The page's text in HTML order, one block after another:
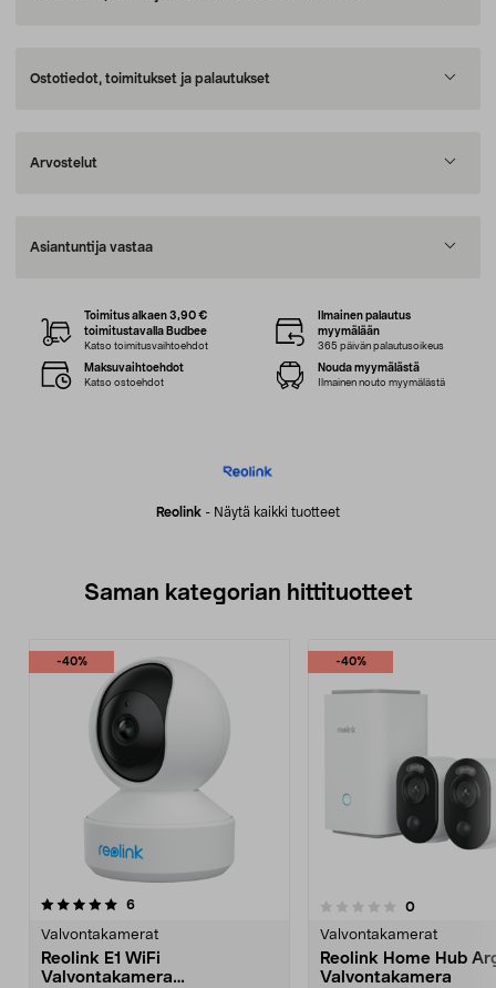
Ostotiedot, toimitukset ja palautukset
Arvostelut
Asiantuntija vastaa
Reolink - Näytä kaikki tuotteet
Toimitus alkaen 3,90 €
toimitustavalla Budbee
Katso toimitusvaihtoehdot
Ilmainen palautus
myymälään
365 päivän palautusoikeus
Maksuvaihtoehdot
Katso ostoehdot
Nouda myymälästä
Ilmainen nouto myymälästä
Saman kategorian hittituotteet
-40%
6arvostelut
Valvontakamerat
Reolink E1 WiFi
Valvontakamera
-40%
0.0 viidestä
0arvostelut
Valvontakamerat
Reolink Home Hub
Valvontakamera
4.5 viidestä